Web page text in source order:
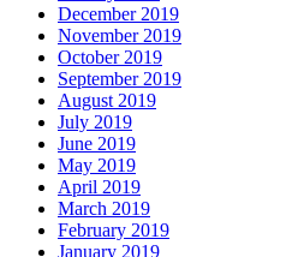
December 2019
November 2019
October 2019
September 2019
August 2019
July 2019
June 2019
May 2019
April 2019
March 2019
February 2019
January 2019